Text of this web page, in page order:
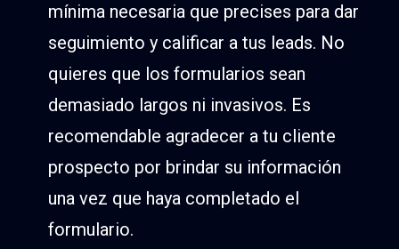
mínima necesaria que precises para dar
seguimiento y calificar a tus leads. No
quieres que los formularios sean
demasiado largos ni invasivos. Es
recomendable agradecer a tu cliente
prospecto por brindar su información
una vez que haya completado el
formulario.